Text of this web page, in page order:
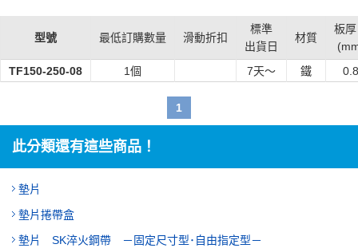
型號 最低訂購數量 滑動折扣
標準
出貨日
材質
板
TF150-250-08
1個 7天～ 鐵 0.8
1
此分類還有這些商品！
墊片
墊片捲帶盒
墊片 SK淬火鋼帶 －固定尺寸型･自由指定型－